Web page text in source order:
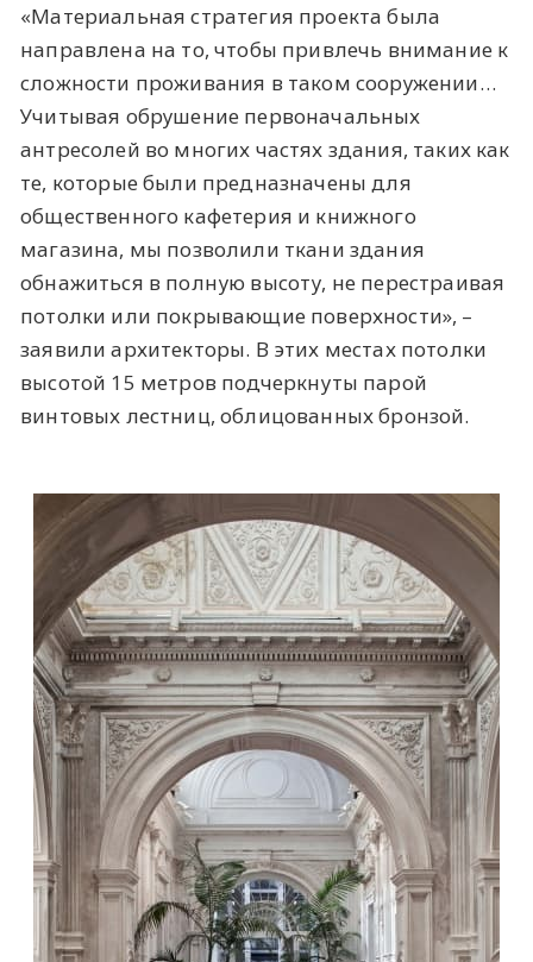
«Материальная стратегия проекта была
направлена на то, чтобы привлечь внимание к
сложности проживания в таком сооружении…
Учитывая обрушение первоначальных
антресолей во многих частях здания, таких как
те, которые были предназначены для
общественного кафетерия и книжного
магазина, мы позволили ткани здания
обнажиться в полную высоту, не перестраивая
потолки или покрывающие поверхности», –
заявили архитекторы. В этих местах потолки
высотой 15 метров подчеркнуты парой
винтовых лестниц, облицованных бронзой.